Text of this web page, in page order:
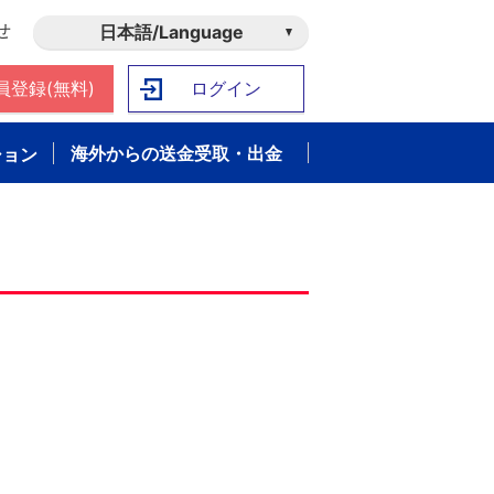
日本語/Language
登録(無料) ログイン
ン 海外からの送金受取・出金